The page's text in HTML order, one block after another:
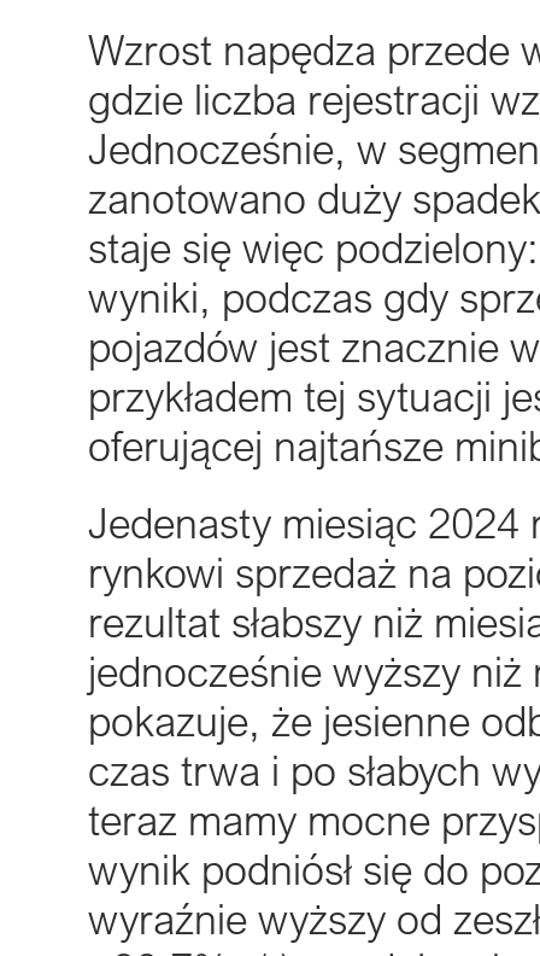
Wzrost napędza przede
gdzie liczba rejestracji
Jednocześnie, w
zanotowano duży
staje się więc
wyniki, podczas gdy
pojazdów jest znacznie
przykładem tej sytuacji
oferującej najtańsze
Jedenasty miesiąc 2024
rynkowi sprzedaż na
rezultat słabszy niż
jednocześnie wyższy
pokazuje, że jesienne
czas trwa i po słabych
teraz mamy mocne
wynik podniósł się do
wyraźnie wyższy od